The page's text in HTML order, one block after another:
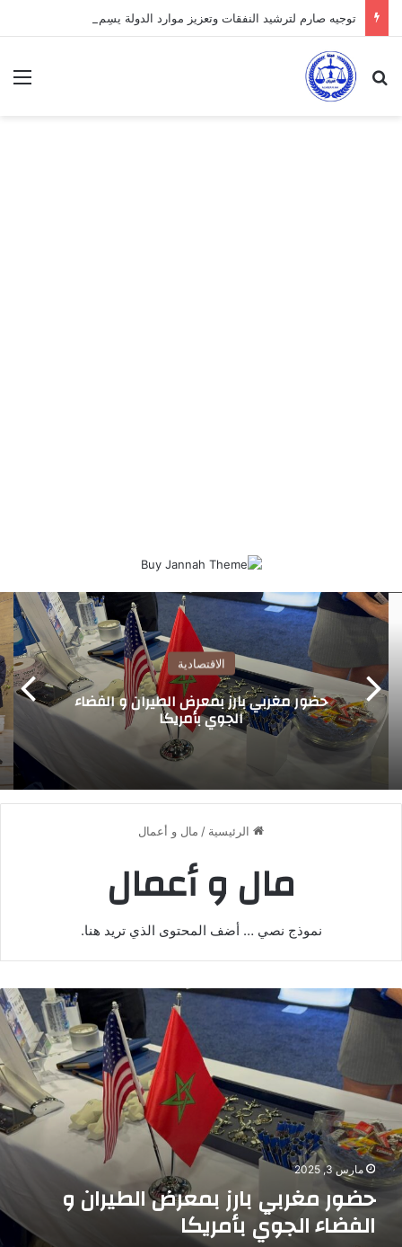
بحث عن
الاقتصادية
حضور مغربي بارز بمعرض الطيران و الفضاء
الجوي بأمريكا
الرئيسية / مال و أعمال
مال و أعمال
نموذج نصي … أضف المحتوى الذي تريد هنا.
حضور
مغربي
الفضاء
الجوي
بأمريكا
مارس 3, 2025
حضور مغربي بارز بمعرض الطيران و
الفضاء الجوي بأمريكا